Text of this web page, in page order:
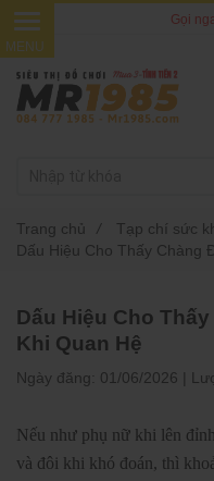
Dấu Hiệu Cho
Khi Quan Hệ
Ngày đăng: 01/06/2026 |
Nếu như phụ nữ khi lên
và đôi khi khó đoán, thì
Trang chủ / Tạp chí sức
Dấu Hiệu Cho Thấy Chàng
Gọi